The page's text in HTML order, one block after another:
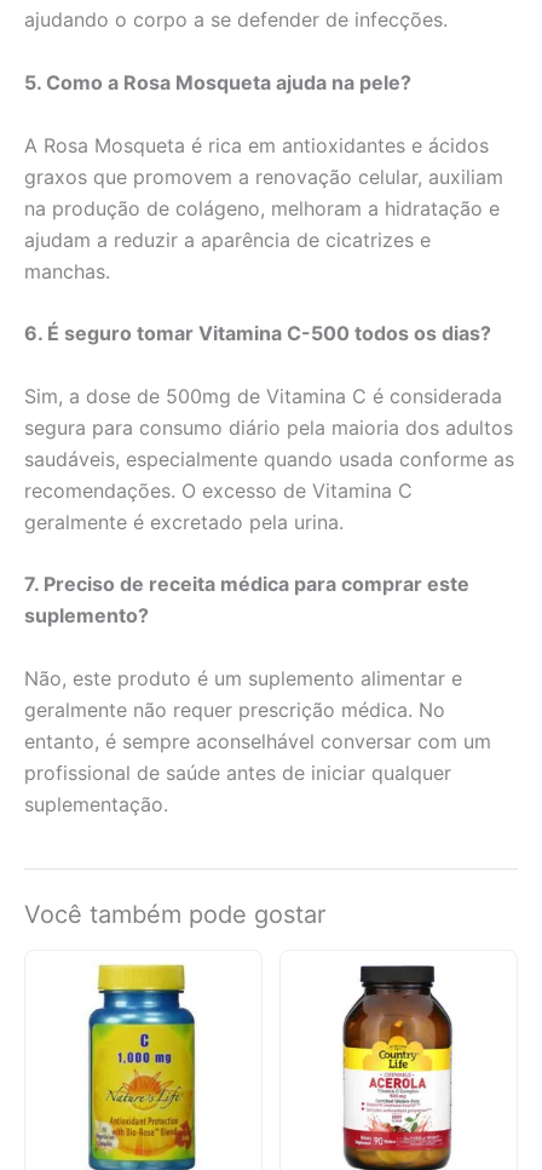
ajudando o corpo a se defender de infecções.
5. Como a Rosa Mosqueta ajuda na pele?
A Rosa Mosqueta é rica em antioxidantes e ácidos
graxos que promovem a renovação celular, auxiliam
na produção de colágeno, melhoram a hidratação e
ajudam a reduzir a aparência de cicatrizes e
manchas.
6. É seguro tomar Vitamina C-500 todos os dias?
Sim, a dose de 500mg de Vitamina C é considerada
segura para consumo diário pela maioria dos adultos
saudáveis, especialmente quando usada conforme as
recomendações. O excesso de Vitamina C
geralmente é excretado pela urina.
7. Preciso de receita médica para comprar este
suplemento?
Não, este produto é um suplemento alimentar e
geralmente não requer prescrição médica. No
entanto, é sempre aconselhável conversar com um
profissional de saúde antes de iniciar qualquer
suplementação.
Você também pode gostar